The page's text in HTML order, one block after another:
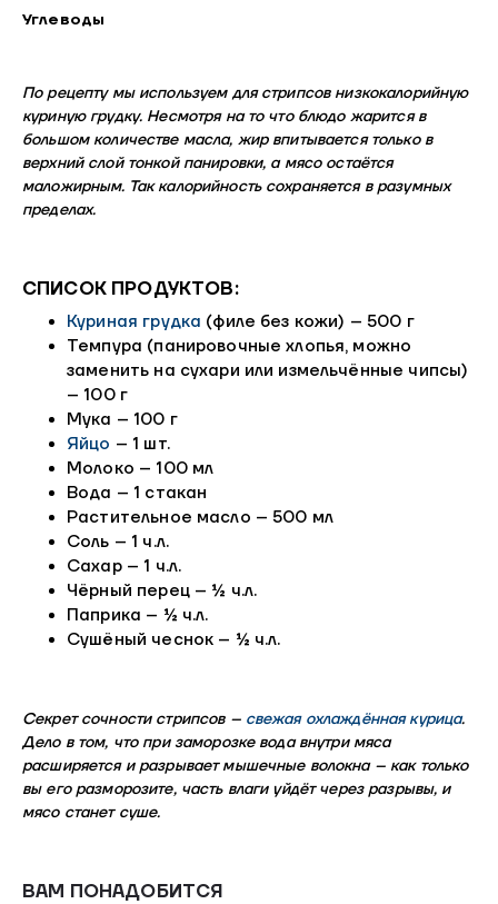
Углеводы
По рецепту мы используем для стрипсов низкокалорийную
куриную грудку. Несмотря на то что блюдо жарится в
большом количестве масла, жир впитывается только в
верхний слой тонкой панировки, а мясо остаётся
маложирным. Так калорийность сохраняется в разумных
пределах.
СПИСОК ПРОДУКТОВ:
Куриная грудка (филе без кожи) – 500 г
Темпура (панировочные хлопья, можно
заменить на сухари или измельчённые чипсы)
– 100 г
Мука – 100 г
Яйцо – 1 шт.
Молоко – 100 мл
Вода – 1 стакан
Растительное масло – 500 мл
Соль – 1 ч.л.
Сахар – 1 ч.л.
Чёрный перец – ½ ч.л.
Паприка – ½ ч.л.
Сушёный чеснок – ½ ч.л.
Секрет сочности стрипсов – свежая охлаждённая курица.
Дело в том, что при заморозке вода внутри мяса
расширяется и разрывает мышечные волокна – как только
вы его разморозите, часть влаги уйдёт через разрывы, и
мясо станет суше.
ВАМ ПОНАДОБИТСЯ